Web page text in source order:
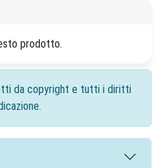
prodotto.
da copyright e tutti i diritti